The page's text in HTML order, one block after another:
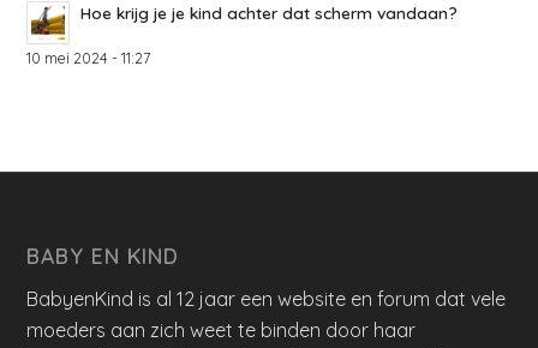
Hoe krijg je je kind achter dat scherm vandaan?
10 mei 2024 - 11:27
BABY EN KIND
BabyenKind is al 12 jaar een website en forum dat vele
moeders aan zich weet te binden door haar